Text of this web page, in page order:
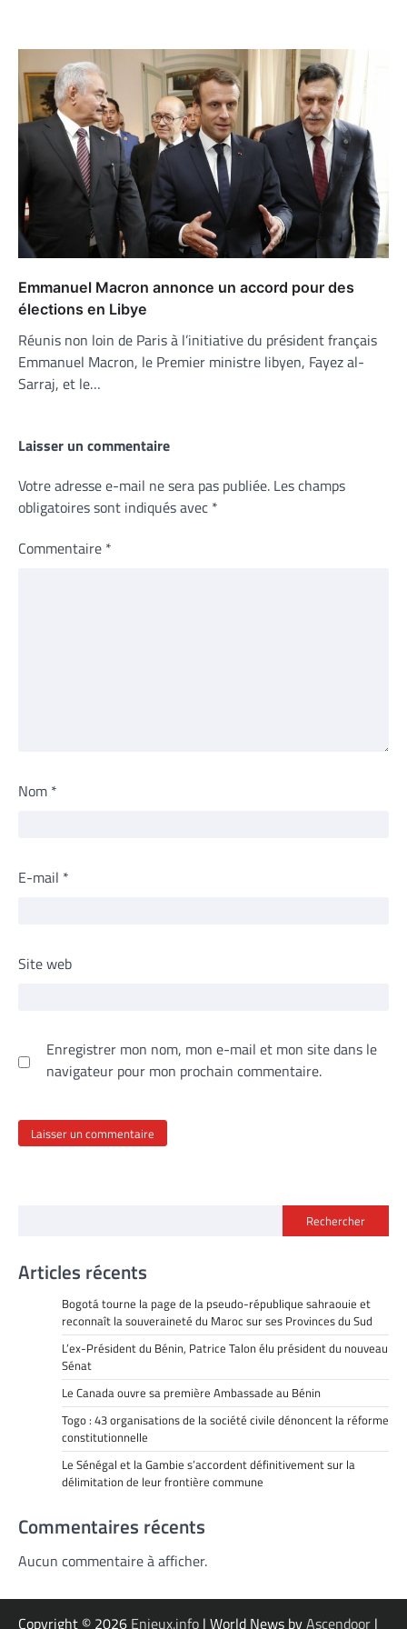
Emmanuel Macron annonce un accord pour des
élections en Libye
Réunis non loin de Paris à l’initiative du président français
Emmanuel Macron, le Premier ministre libyen, Fayez al-
Sarraj, et le…
Laisser un commentaire
Votre adresse e-mail ne sera pas publiée. Les champs
obligatoires sont indiqués avec *
Commentaire *
Nom *
E-mail *
Site web
Enregistrer mon nom, mon e-mail et mon site dans le
navigateur pour mon prochain commentaire.
Rechercher
Articles récents
Bogotá tourne la page de la pseudo-république sahraouie et
reconnaît la souveraineté du Maroc sur ses Provinces du Sud
L’ex-Président du Bénin, Patrice Talon élu président du nouveau
Sénat
Le Canada ouvre sa première Ambassade au Bénin
Togo : 43 organisations de la société civile dénoncent la réforme
constitutionnelle
Le Sénégal et la Gambie s’accordent définitivement sur la
délimitation de leur frontière commune
Commentaires récents
Aucun commentaire à afficher.
Copyright © 2026 Enjeux.info | World News byAscendoor |